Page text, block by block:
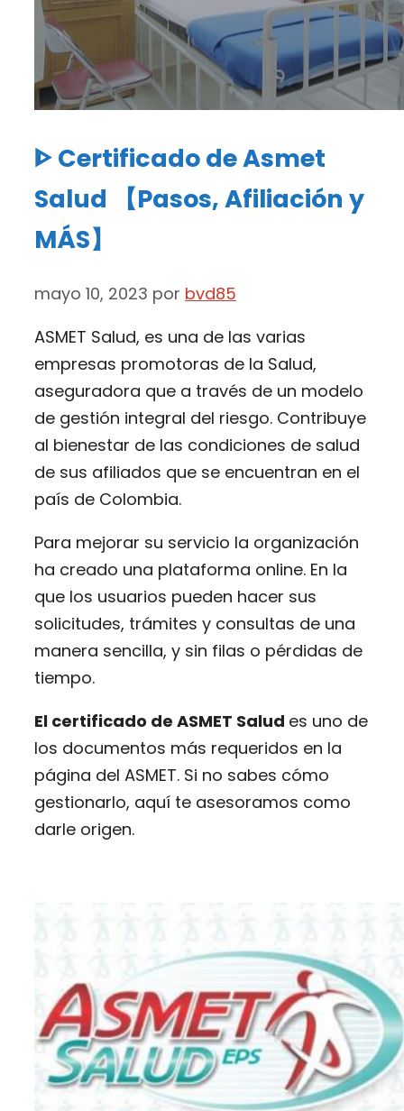
ᐈ Certificado de Asmet
Salud 【Pasos, Afiliación y
MÁS】
mayo 10, 2023 por bvd85
ASMET Salud, es una de las varias
empresas promotoras de la Salud,
aseguradora que a través de un modelo
de gestión integral del riesgo. Contribuye
al bienestar de las condiciones de salud
de sus afiliados que se encuentran en el
país de Colombia.
Para mejorar su servicio la organización
ha creado una plataforma online. En la
que los usuarios pueden hacer sus
solicitudes, trámites y consultas de una
manera sencilla, y sin filas o pérdidas de
tiempo.
El certificado de ASMET Salud es uno de
los documentos más requeridos en la
página del ASMET. Si no sabes cómo
gestionarlo, aquí te asesoramos como
darle origen.